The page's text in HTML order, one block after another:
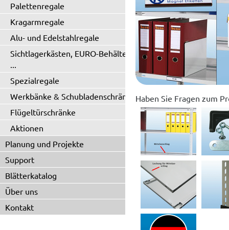
Palettenregale
Kragarmregale
Alu- und Edelstahlregale
Sichtlagerkästen, EURO-Behälter
...
Spezialregale
Werkbänke & Schubladenschränke
Flügeltürschränke
Aktionen
Planung und Projekte
Support
Blätterkatalog
Über uns
Kontakt
Haben Sie Fragen zum